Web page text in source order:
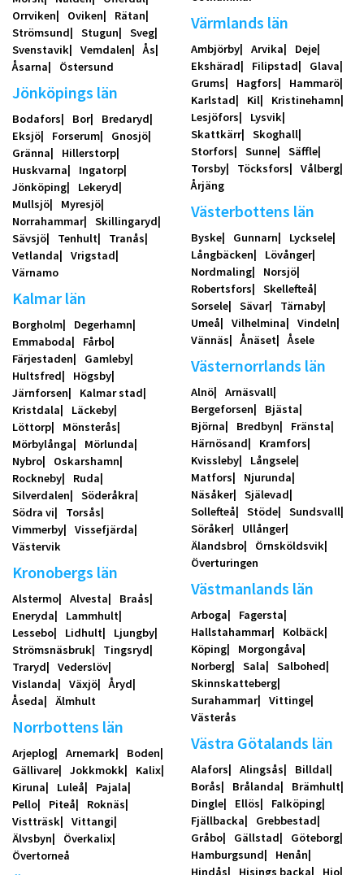
Orrviken
Oviken
Rätan
Strömsund
Stugun
Sveg
Svenstavik
Vemdalen
Ås
Åsarna
Östersund
Jönköpings län
Bodafors Bor
Bredaryd
Eksjö
Forserum
Gnosjö
Gränna
Hillerstorp
Huskvarna
Ingatorp
Jönköping
Lekeryd
Mullsjö
Myresjö
Norrahammar
Skillingaryd
Sävsjö
Tenhult
Tranås
Vetlanda
Vrigstad
Värnamo
Kalmar län
Borgholm
Degerhamn
Emmaboda
Fårbo
Färjestaden
Gamleby
Hultsfred
Högsby
Järnforsen
Kalmar stad
Kristdala
Läckeby
Löttorp
Mönsterås
Mörbylånga
Mörlunda
Nybro
Oskarshamn
Rockneby
Ruda
Silverdalen
Söderåkra
Södra vi
Torsås
Vimmerby
Vissefjärda
Västervik
Kronobergs län
Alstermo Alvesta
Braås
Eneryda
Lammhult
Lessebo
Lidhult
Ljungby
Strömsnäsbruk
Tingsryd
Traryd
Vederslöv
Vislanda
Växjö
Åryd
Åseda
Älmhult
Norrbottens län
Arjeplog Arnemark
Boden
Gällivare
Jokkmokk
Kalix
Kiruna
Luleå
Pajala
Pello
Piteå
Roknäs
Vistträsk
Vittangi
Älvsbyn
Överkalix
Övertorneå
Värmlands län
Ambjörby Arvika
Deje
Ekshärad
Filipstad
Glava
Grums
Hagfors
Hammarö
Karlstad
Kil
Kristinehamn
Lesjöfors
Lysvik
Skattkärr
Skoghall
Storfors
Sunne
Säffle
Torsby
Töcksfors
Vålberg
Årjäng
Västerbottens län
Byske Gunnarn
Lycksele
Långbäcken
Lövånger
Nordmaling
Norsjö
Robertsfors
Skellefteå
Sorsele
Sävar
Tärnaby
Umeå
Vilhelmina
Vindeln
Vännäs
Ånäset Åsele
Västernorrlands län
Alnö
Arnäsvall
Bergeforsen
Bjästa
Björna
Bredbyn
Fränsta
Härnösand
Kramfors
Kvissleby
Långsele
Matfors
Njurunda
Näsåker
Själevad
Sollefteå
Stöde
Sundsvall
Söråker
Ullånger
Älandsbro
Örnsköldsvik
Överturingen
Västmanlands län
Arboga
Fagersta
Hallstahammar
Kolbäck
Köping
Morgongåva
Norberg
Sala
Salbohed
Skinnskatteberg
Surahammar
Vittinge
Västerås
Västra Götalands län
Alafors Alingsås
Billdal
Borås
Brålanda
Brämhult
Dingle
Ellös
Falköping
Fjällbacka
Grebbestad
Gråbo
Gällstad
Göteborg
Hamburgsund
Henån